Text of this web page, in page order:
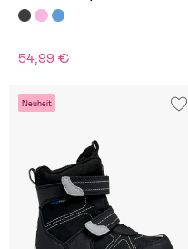
54,99 €
Neuheit